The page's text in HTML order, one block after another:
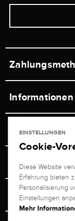
Informationen
Ladengeschäft
Versand & Zahlung
Ratgeber
Service
Retouren-Service
Juwelier Brogle
Über uns
Unternehmen
Persönlicher
EINSTELLUNGEN
Cookie-
Diese Website
Erfahrung bieten
Personalisierung
Einstellungen
Mehr